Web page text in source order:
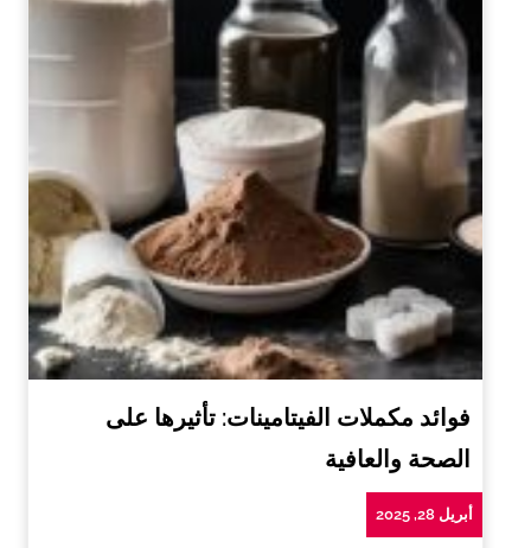
فوائد مكملات الفيتامينات: تأثيرها على
الصحة والعافية
أبريل 28, 2025